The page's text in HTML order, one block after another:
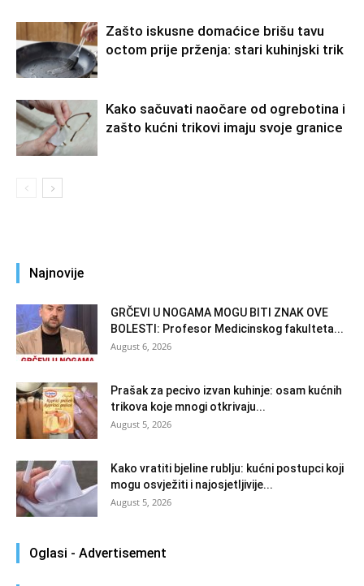
Zašto iskusne domaćice brišu tavu
octom prije prženja: stari kuhinjski trik
Kako sačuvati naočare od ogrebotina i
zašto kućni trikovi imaju svoje granice
Najnovije
GRČEVI U NOGAMA MOGU BITI ZNAK OVE
BOLESTI: Profesor Medicinskog fakulteta...
August 6, 2026
Prašak za pecivo izvan kuhinje: osam kućnih
trikova koje mnogi otkrivaju...
August 5, 2026
Kako vratiti bjeline rublju: kućni postupci koji
mogu osvježiti i najosjetljivije...
August 5, 2026
Oglasi - Advertisement